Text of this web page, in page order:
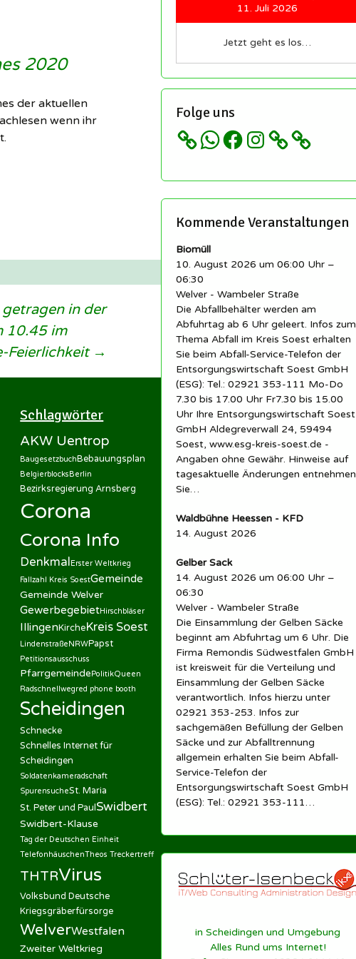
auf
herzlich willkommen!
Regeln für unsere
Gruppen
Impressum
Datenschutz etc…
2020
der aktuellen
wenn ihr
in der
10.45 im
Feierlichkeit →
11. Juli 2026
Jetzt geht es los…
Folge uns
WhatsApp
FacebookInstagram
Kommende Veranstaltungen
Biomüll
10. August 2026 um 06:00 Uhr –
06:30
Welver - Wambeler Straße
Die Abfallbehälter werden am
Abfuhrtag ab 6 Uhr geleert. Infos zum
Thema Abfall im Kreis Soest erhalten
Sie beim Abfall-Service-Telefon der
Entsorgungswirtschaft Soest GmbH
(ESG): Tel.: 02921 353-111 Mo-Do
7.30 bis 17.00 Uhr Fr7.30 bis 15.00
Uhr Ihre Entsorgungswirtschaft Soest
GmbH Aldegreverwall 24, 59494
Soest, www.esg-kreis-soest.de -
Angaben ohne Gewähr. Hinweise auf
tagesaktuelle Änderungen entnehmen
Sie…
Waldbühne Heessen - KFD
14. August 2026
Gelber Sack
14. August 2026 um 06:00 Uhr –
06:30
Welver - Wambeler Straße
Die Einsammlung der Gelben Säcke
beginnt am Abfuhrtag um 6 Uhr. Die
Firma Remondis Südwestfalen GmbH
ist kreisweit für die Verteilung und
Einsammlung der Gelben Säcke
verantwortlich. Infos hierzu unter
02921 353-253. Infos zur
sachgemäßen Befüllung der Gelben
Säcke und zur Abfalltrennung
allgemein erhalten Sie beim Abfall-
Service-Telefon der
Entsorgungswirtschaft Soest GmbH
(ESG): Tel.: 02921 353-111…
in Scheidingen und Umgebung
Alles Rund ums Internet!
Schlagwörter
AKW Uentrop
BaugesetzbuchBebauungsplan
BelgierblocksBerlin
Bezirksregierung Arnsberg
Corona
Corona Info
DenkmalErster Weltkrieg
Fallzahl Kreis SoestGemeinde
Gemeinde Welver
GewerbegebietHirschbläser
IllingenKircheKreis Soest
LindenstraßeNRWPapst
Petitionsausschuss
PfarrgemeindePolitikQueen
Radschnellwegred phone booth
Scheidingen
Schnecke
Schnelles Internet für
Scheidingen
Soldatenkameradschaft
SpurensucheSt. Maria
St. Peter und PaulSwidbert
Swidbert-Klause
Tag der Deutschen Einheit
TelefonhäuschenTheos Treckertreff
THTRVirus
Volksbund Deutsche
Kriegsgräberfürsorge
WelverWestfalen
Zweiter Weltkrieg